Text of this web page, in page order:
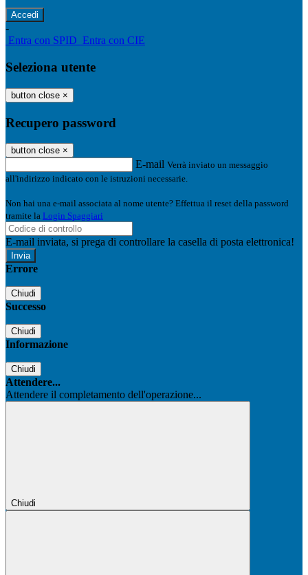
-
Entra con SPID Entra con CIE
Seleziona utente
button close ×
Recupero password
button close ×
E-mail Verrà inviato un messaggio
all'indirizzo indicato con le istruzioni necessarie.
Non hai una e-mail associata al nome utente? Effettua il reset della password
tramite la Login Spaggiari
E-mail inviata, si prega di controllare la casella di posta elettronica!
Errore
Chiudi
Successo
Chiudi
Informazione
Chiudi
Attendere...
Attendere il completamento dell'operazione...
Chiudi